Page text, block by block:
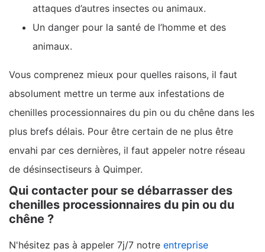
attaques d’autres insectes ou animaux.
Un danger pour la santé de l’homme et des
animaux.
Vous comprenez mieux pour quelles raisons, il faut
absolument mettre un terme aux infestations de
chenilles processionnaires du pin ou du chêne dans les
plus brefs délais. Pour être certain de ne plus être
envahi par ces dernières, il faut appeler notre réseau
de désinsectiseurs à Quimper.
Qui contacter pour se débarrasser des
chenilles processionnaires du pin ou du
chêne ?
N'hésitez pas à appeler 7j/7 notre entreprise